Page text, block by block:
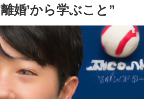
婚’から学ぶこと”